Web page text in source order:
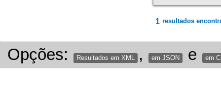
1 resultados
Opções: Resultados em XML , em JSON e em